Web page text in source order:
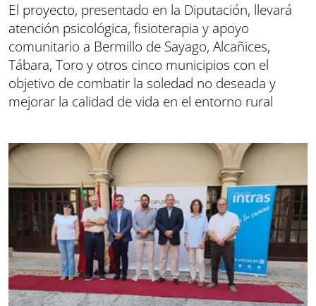
El proyecto, presentado en la Diputación, llevará
atención psicológica, fisioterapia y apoyo
comunitario a Bermillo de Sayago, Alcañices,
Tábara, Toro y otros cinco municipios con el
objetivo de combatir la soledad no deseada y
mejorar la calidad de vida en el entorno rural